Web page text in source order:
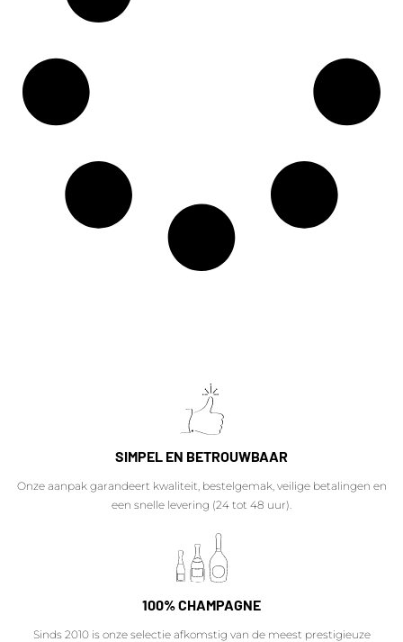
SIMPEL EN BETROUWBAAR
Onze aanpak garandeert kwaliteit, bestelgemak, veilige betalingen en
een snelle levering (24 tot 48 uur).
100% CHAMPAGNE
Sinds 2010 is onze selectie afkomstig van de meest prestigieuze